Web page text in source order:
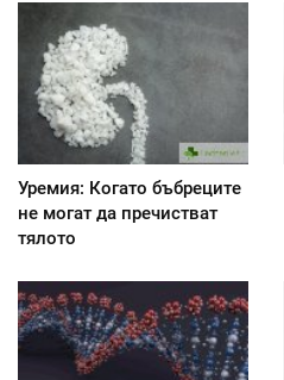
Уремия: Когато бъбреците
не могат да пречистват
тялото